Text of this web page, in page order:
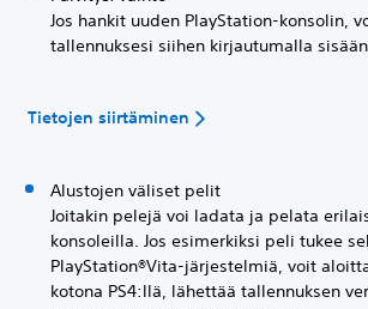
Jos hankit uuden PlayStation-konsolin,
tallennuksesi siihen kirjautumalla
Tietojen siirtäminen
Alustojen väliset pelit
Joitakin pelejä voi ladata ja pelata
konsoleilla. Jos esimerkiksi peli tukee
PlayStation®Vita-järjestelmiä, voit
kotona PS4:llä, lähettää tallennuksen